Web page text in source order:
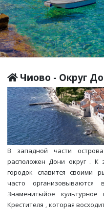
Чиово - Округ
В западной части
расположен Дони округ . К
городок славится своими
часто
Знаменитыйое
Крестителя , которая